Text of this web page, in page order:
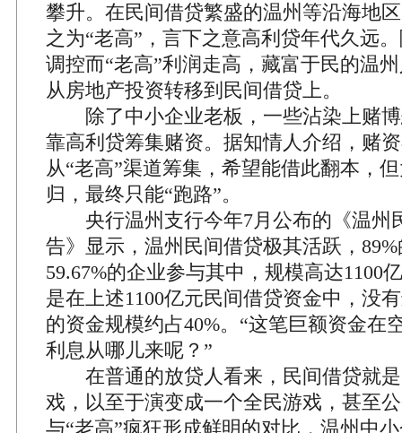
攀升。在民间借贷繁盛的温州等沿海地
之为“老高”，言下之意高利贷年代久远
调控而“老高”利润走高，藏富于民的温
从房地产投资转移到民间借贷上。
除了中小企业老板，一些沾染上赌博
靠高利贷筹集赌资。据知情人介绍，赌
从“老高”渠道筹集，希望能借此翻本，
归，最终只能“跑路”。
央行温州支行今年7月公布的《温州
告》显示，温州民间借贷极其活跃，
59.67%的企业参与其中，规模高达1100
是在上述1100亿元民间借贷资金中，没
的资金规模约占40%。“这笔巨额资金在
利息从哪儿来呢？”
在普通的放贷人看来，民间借贷就是
戏，以至于演变成一个全民游戏，甚至
与“老高”疯狂形成鲜明的对比，温州中